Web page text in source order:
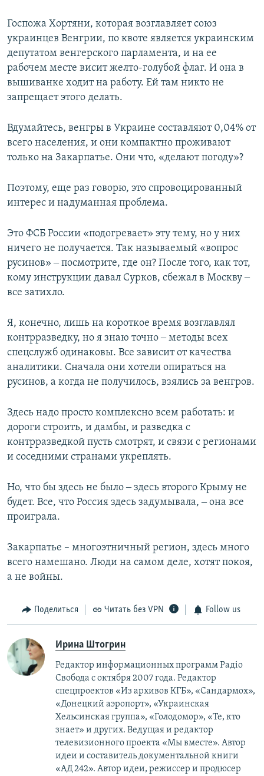
Госпожа Хортяни, которая возглавляет союз
украинцев Венгрии, по квоте является украинским
депутатом венгерского парламента, и на ее
рабочем месте висит желто-голубой флаг. И она в
вышиванке ходит на работу. Ей там никто не
запрещает этого делать.
Вдумайтесь, венгры в Украине составляют 0,04% от
всего населения, и они компактно проживают
только на Закарпатье. Они что, «делают погоду»?
Поэтому, еще раз говорю, это спровоцированный
интерес и надуманная проблема.
Это ФСБ России «подогревает» эту тему, но у них
ничего не получается. Так называемый «вопрос
русинов» ‒ посмотрите, где он? После того, как тот,
кому инструкции давал Сурков, сбежал в Москву ‒
все затихло.
Я, конечно, лишь на короткое время возглавлял
контрразведку, но я знаю точно ‒ методы всех
спецслужб одинаковы. Все зависит от качества
аналитики. Сначала они хотели опираться на
русинов, а когда не получилось, взялись за венгров.
Здесь надо просто комплексно всем работать: и
дороги строить, и дамбы, и разведка с
контрразведкой пусть смотрят, и связи с регионами
и соседними странами укреплять.
Но, что бы здесь не было ‒ здесь второго Крыму не
будет. Все, что Россия здесь задумывала, ‒ она все
проиграла.
Закарпатье – многоэтничный регион, здесь много
всего намешано. Люди на самом деле, хотят покоя,
а не войны.
Поделиться Читать без VPN Follow us
Ирина Штогрин
Редактор информационных программ Радіо
Свобода с октября 2007 года. Редактор
спецпроектов «Из архивов КГБ», «Сандармох»,
«Донецкий аэропорт», «Украинская
Хельсинская группа», «Голодомор», «Те, кто
знает» и других. Ведущая и редактор
телевизионного проекта «Мы вместе». Автор
идеи и составитель документальной книги
«АД 242». Автор идеи, режиссер и продюсер